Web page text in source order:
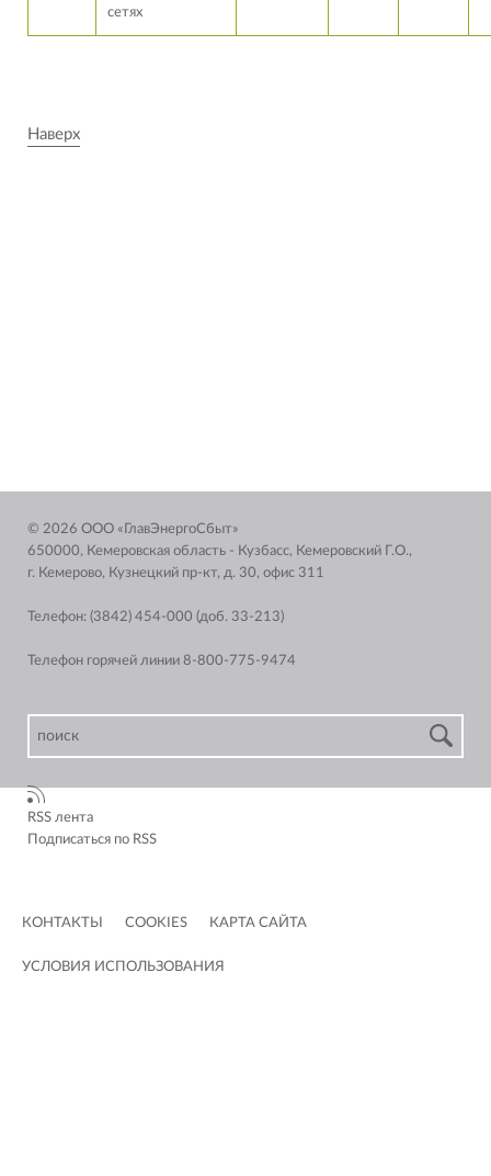
сетях
Наверх
© 2026 ООО «ГлавЭнергоСбыт»
650000, Кемеровская область - Кузбасс, Кемеровский Г.О.,
г. Кемерово, Кузнецкий пр-кт, д. 30, офис 311
Телефон: (3842) 454-000 (доб. 33-213)
Телефон горячей линии 8-800-775-9474
RSS лента
Подписаться по RSS
КОНТАКТЫ COOKIES КАРТА САЙТА
УСЛОВИЯ ИСПОЛЬЗОВАНИЯ